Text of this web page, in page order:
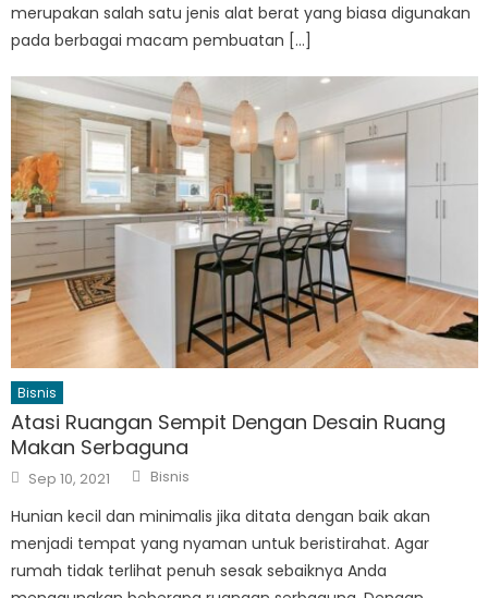
merupakan salah satu jenis alat berat yang biasa digunakan
pada berbagai macam pembuatan […]
Bisnis
Atasi Ruangan Sempit Dengan Desain Ruang
Makan Serbaguna
Posted
on
Sep 10, 2021 Author
Bisnis
Hunian kecil dan minimalis jika ditata dengan baik akan
menjadi tempat yang nyaman untuk beristirahat. Agar
rumah tidak terlihat penuh sesak sebaiknya Anda